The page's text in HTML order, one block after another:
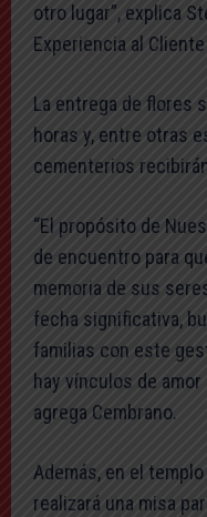
otro lugar”, explica
Experiencia al
La entrega de flores
horas y, entre otras
cementerios
“El propósito de
de encuentro para
memoria de sus
fecha significativa,
familias con este
hay vínculos de
agrega Cembrano.
Además, en el
realizará una misa